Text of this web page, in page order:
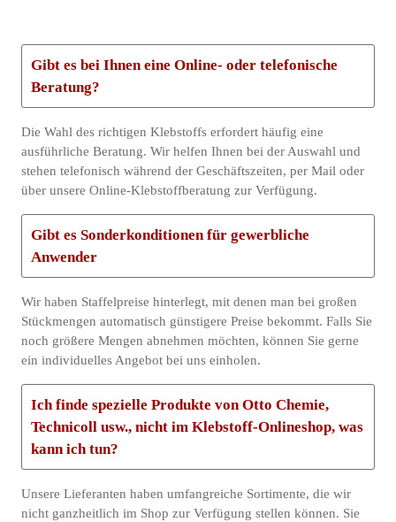
Gibt es bei Ihnen eine Online- oder telefonische
Beratung?
Die Wahl des richtigen Klebstoffs erfordert häufig eine
ausführliche Beratung. Wir helfen Ihnen bei der Auswahl und
stehen telefonisch während der Geschäftszeiten, per Mail oder
über unsere Online-Klebstoffberatung zur Verfügung.
Gibt es Sonderkonditionen für gewerbliche
Anwender
Wir haben Staffelpreise hinterlegt, mit denen man bei großen
Stückmengen automatisch günstigere Preise bekommt. Falls Sie
noch größere Mengen abnehmen möchten, können Sie gerne
ein individuelles Angebot bei uns einholen.
Ich finde spezielle Produkte von Otto Chemie,
Technicoll usw., nicht im Klebstoff-Onlineshop, was
kann ich tun?
Unsere Lieferanten haben umfangreiche Sortimente, die wir
nicht ganzheitlich im Shop zur Verfügung stellen können. Sie